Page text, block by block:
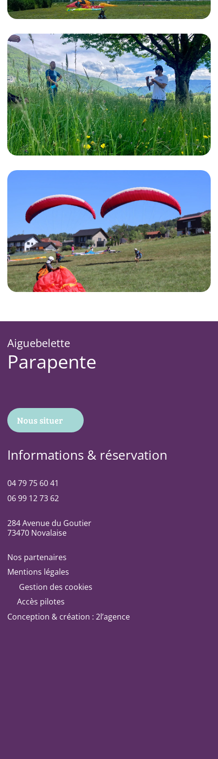
Aiguebelette
Parapente
Nous situer
Informations & réservation
04 79 75 60 41
06 99 12 73 62
284 Avenue du Goutier
73470 Novalaise
Nos partenaires
Mentions légales
Gestion des cookies
Accès pilotes
Conception & création : 2l’agence